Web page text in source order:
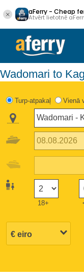
aFerry - Cheap
Atvērt lietotnē
Wadomari to
Turp-atpakaļ Vienā
18+